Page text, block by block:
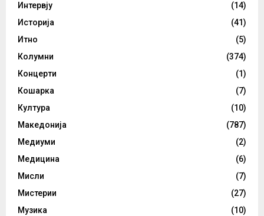
Интервју
(14)
Историја
(41)
Итно
(5)
Колумни
(374)
Концерти
(1)
Кошарка
(7)
Култура
(10)
Македонија
(787)
Медиуми
(2)
Медицина
(6)
Мисли
(7)
Мистерии
(27)
Музика
(10)